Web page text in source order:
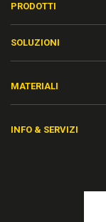
PRODOTTI
SOLUZIONI
MATERIALI
INFO & SERVIZI